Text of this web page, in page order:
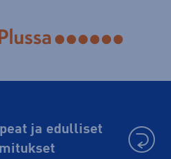
ja edulliset